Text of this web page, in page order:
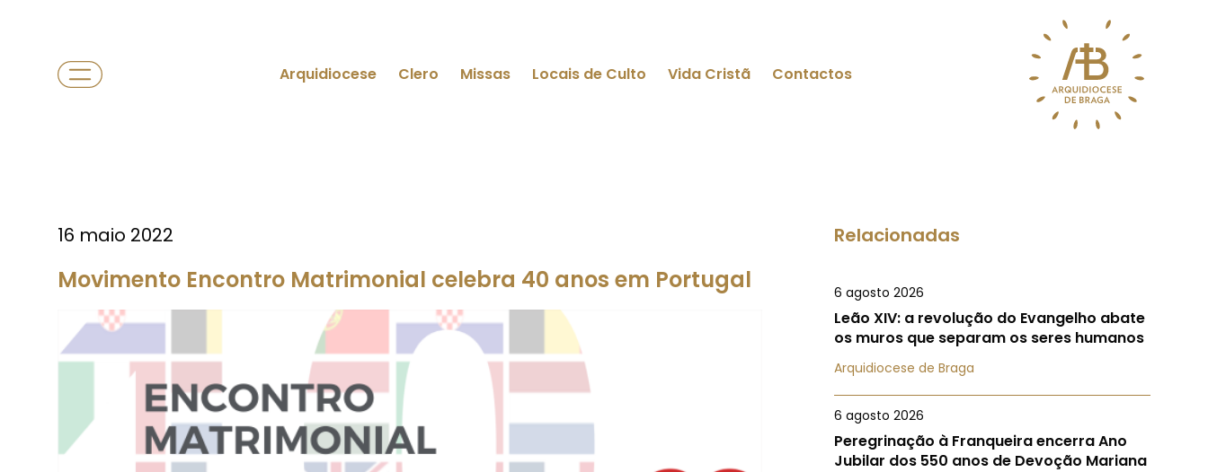
Arquidiocese Clero Missas Locais de Culto Vida Cristã Contactos
16 maio 2022
Movimento Encontro Matrimonial celebra 40 anos em Portugal
Relacionadas
6 agosto 2026
Leão XIV: a revolução do Evangelho abate
os muros que separam os seres humanos
Arquidiocese de Braga
6 agosto 2026
Peregrinação à Franqueira encerra Ano
Jubilar dos 550 anos de Devoção Mariana